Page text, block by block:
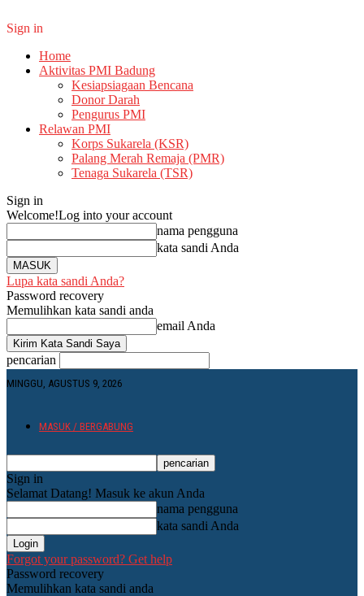
Sign in
Home
Aktivitas PMI Badung
Kesiapsiagaan Bencana
Donor Darah
Pengurus PMI
Relawan PMI
Korps Sukarela (KSR)
Palang Merah Remaja (PMR)
Tenaga Sukarela (TSR)
Sign in
Welcome!Log into your account
nama pengguna
kata sandi Anda
Lupa kata sandi Anda?
Password recovery
Memulihkan kata sandi anda
email Anda
pencarian
MINGGU, AGUSTUS 9, 2026
MASUK / BERGABUNG
Sign in
Selamat Datang! Masuk ke akun Anda
nama pengguna
kata sandi Anda
Forgot your password? Get help
Password recovery
Memulihkan kata sandi anda